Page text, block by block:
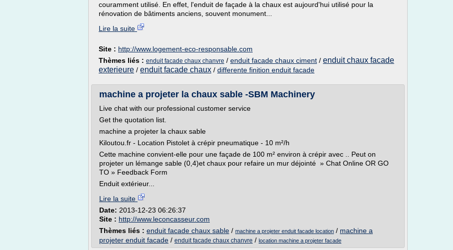
couramment utilisé. En effet, l'enduit de façade à la chaux est aujourd'hui utilisé pour la
rénovation de bâtiments anciens, souvent monument...
Lire la suite
Site : http://www.logement-eco-responsable.com
Thèmes liés : enduit facade chaux chanvre / enduit facade chaux ciment / enduit chaux facade
exterieure / enduit facade chaux / differente finition enduit facade
machine a projeter la chaux sable -SBM Machinery
Live chat with our professional customer service
Get the quotation list.
machine a projeter la chaux sable
Kiloutou.fr - Location Pistolet à crépir pneumatique - 10 m²/h
Cette machine convient-elle pour une façade de 100 m² environ à crépir avec .. Peut on
projeter un lémange sable (0,4)et chaux pour refaire un mur déjointé » Chat Online OR GO
TO » Feedback Form
Enduit extérieur...
Lire la suite
Date: 2013-12-23 06:26:37
Site : http://www.leconcasseur.com
Thèmes liés : enduit facade chaux sable / machine a projeter enduit facade location / machine a
projeter enduit facade / enduit facade chaux chanvre / location machine a projeter facade